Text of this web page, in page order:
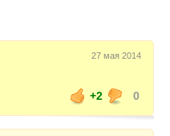
27 мая 2014
+2
0